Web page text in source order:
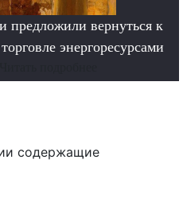
предложили вернуться к
энергоресурсами
содержащие